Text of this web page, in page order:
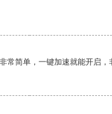
常简单，一键加速就能开启，